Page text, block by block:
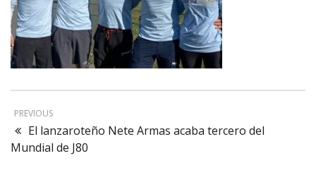
PREVIOUS
El lanzaroteño Nete Armas acaba tercero del
Mundial de J80